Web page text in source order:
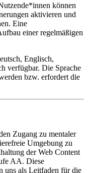
können
aktivieren und
Eine
einer regelmäßigen
Englisch,
verfügbar. Die Sprache
bzw. erfordert die
Zugang zu mentaler
Umgebung zu
der Web Content
AA. Diese
uns als Leitfaden für die